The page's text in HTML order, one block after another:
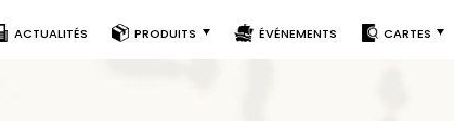
ACTUALITÉS PRODUITS ÉVÉNEMENTS CARTES